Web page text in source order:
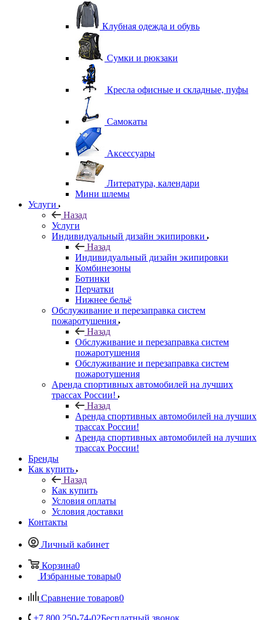
Клубная одежда и обувь
Сумки и рюкзаки
Кресла офисные и складные, пуфы
Самокаты
Аксессуары
Литература, календари
Мини шлемы
Услуги
Назад
Услуги
Индивидуальный дизайн экипировки
Назад
Индивидуальный дизайн экипировки
Комбинезоны
Ботинки
Перчатки
Нижнее бельё
Обслуживание и перезаправка систем
пожаротушения
Назад
Обслуживание и перезаправка систем
пожаротушения
Обслуживание и перезаправка систем
пожаротушения
Аренда спортивных автомобилей на лучших
трассах России!
Назад
Аренда спортивных автомобилей на лучших
трассах России!
Аренда спортивных автомобилей на лучших
трассах России!
Бренды
Как купить
Назад
Как купить
Условия оплаты
Условия доставки
Контакты
Личный кабинет
Корзина0
Избранные товары0
Сравнение товаров0
+7 800 250-74-02Бесплатный звонок